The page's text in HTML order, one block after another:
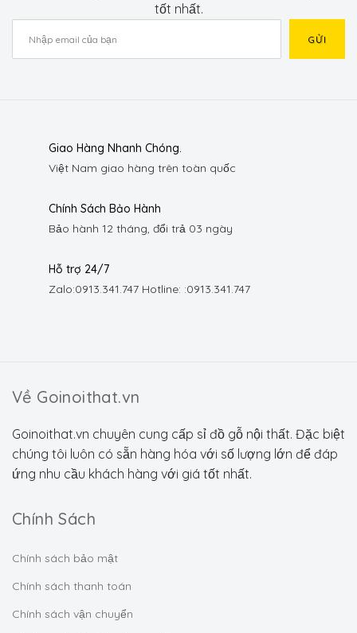
tốt nhất.
Giao Hàng Nhanh Chóng.
Việt Nam giao hàng trên toàn quốc
Chính Sách Bảo Hành
Bảo hành 12 tháng, đổi trả 03 ngày
Hỗ trợ 24/7
Zalo:0913.341.747 Hotline: :0913.341.747
Về Goinoithat.vn
Goinoithat.vn chuyên cung cấp sỉ đồ gỗ nội thất. Đặc biệt
chúng tôi luôn có sẵn hàng hóa với số lượng lớn để đáp
ứng nhu cầu khách hàng với giá tốt nhất.
Chính Sách
Chính sách bảo mật
Chính sách thanh toán
Chính sách vận chuyển